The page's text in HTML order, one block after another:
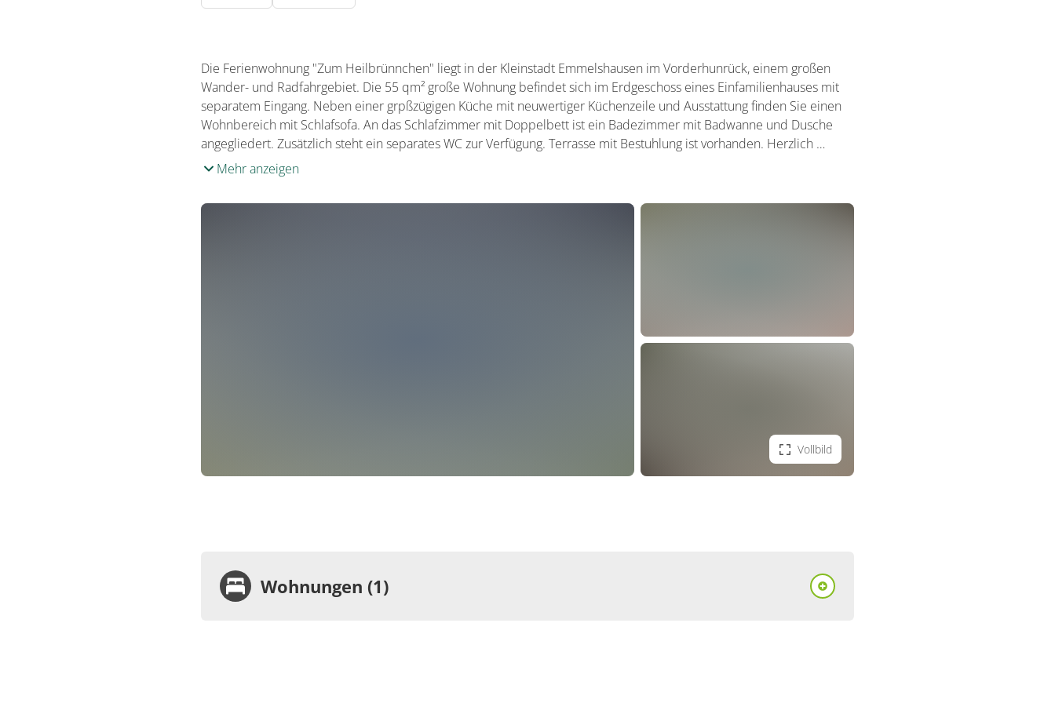
Die Ferienwohnung "Zum Heilbrünnchen" liegt in der Kleinstadt Emmelshausen im Vorderhunrück, einem großen
Wander- und Radfahrgebiet. Die 55 qm² große Wohnung befindet sich im Erdgeschoss eines Einfamilienhauses mit
separatem Eingang. Neben einer grpßzügigen Küche mit neuwertiger Küchenzeile und Ausstattung finden Sie einen
Wohnbereich mit Schlafsofa. An das Schlafzimmer mit Doppelbett ist ein Badezimmer mit Badwanne und Dusche
angegliedert. Zusätzlich steht ein separates WC zur Verfügung. Terrasse mit Bestuhlung ist vorhanden. Herzlich …
Mehr anzeigen
Vollbild
Wohnungen (1)